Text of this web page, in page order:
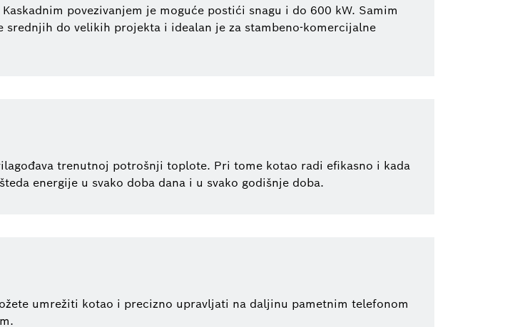
povezivanjem je moguće postići snagu i do 600 kW. Samim
do velikih projekta i idealan je za stambeno-komercijalne
trenutnoj potrošnji toplote. Pri tome kotao radi efikasno i kada
energije u svako doba dana i u svako godišnje doba.
umrežiti kotao i precizno upravljati na daljinu pametnim telefonom